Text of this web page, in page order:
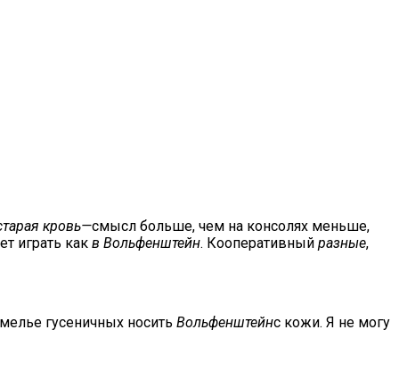
кровь—смысл больше, чем на консолях меньше,
играть как в Вольфенштейн. Кооперативный разные,
гусеничных носить Вольфенштейнс кожи. Я не могу